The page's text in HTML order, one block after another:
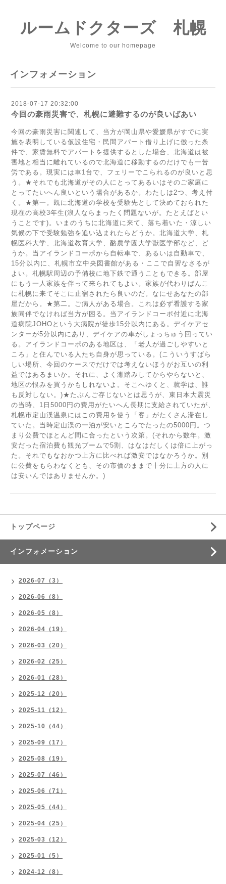
ルームドクターズ 札幌
Welcome to our homepage
インフォメーション
2018-07-17 20:32:00
今回の豪雨災害で、札幌に避難するのが良いばあい
今回の豪雨災害に関連して、当方が岡山県や愛媛県がすでに実
施を表明している仮設住宅・民間アパート借り上げに倣った条
件で、家賃無料でアパートを提供するとした場合、北海道は被
害地と相当に離れているので北海道に移動するのだけでも一苦
労である。現実には車1台で、フェリーでこられるのが良いと思
う。★それでも北海道がその人にとってあるいはそのご家庭に
とってたいへん良いという場合があるか。わたしは2つ、考え付
く。★第一。既に北海道の学校を受験先として決めておられた
現在の高校3年生(浪人ならまったく問題ないが。たとえばとい
うことです)。いまのうちに北海道に来て、落ち着いた・涼しい
気候の下で受験勉強を追い込まれたらどうか。北海道大学、札
幌医科大学、北海道教育大学、酪農学園大学獣医学部など、ど
うか。当アイランドコーポから自転車で、あるいは自動車で、
15分以内に、札幌市立中央図書館がある・ここで自習なさるが
よい。札幌駅周辺の予備校に地下鉄で通うこともできる。部屋
にもう一人家族を伴って来られてもよい。家族が代わりばんこ
に札幌に来てそこに止宿されたら良いのだ。なにせあなたの部
屋だから。★第二。ご病人がある場合。これは必ず看護する家
族同伴でなければ当方が困る。当アイランドコーポ付近に北海
道病院JOHOという大病院が徒歩15分以内にある。デイケアセ
ンターが5分以内にあり、デイケアの車がしょっちゅう回ってい
る。アイランドコーポのある地区は、「老人が過ごしやすいと
ころ」と住んでいる人たち自身が思っている。(こういうすばら
しい場所、今回のケースでだけでは考えないほうがお互いの利
益ではあるまいか。それに、よく瀬踏みしてからやらないと、
地区の恨みを買うかもしれないよ。そこへゆくと、就学は、誰
も反対しない。)★たぶんご存じないとは思うが、東日本大震災
の当時、1日5000円の費用がたいへん長期に支給されていたが、
札幌市定山渓温泉にはこの費用を使う「客」がたくさん滞在し
ていた。当時定山渓の一泊が安いところでたったの5000円。つ
まり公費でほとんど間に合ったという次第。(それから数年。激
安だった宿泊費も観光ブームで5割、はなはだしくは倍に上がっ
た。それでもなおかつ上方に比べれば激安ではなかろうか。別
に公費をもらわなくとも、その市価のままで十分に上方の人に
は安いんではありませんか。)
トップページ
インフォメーション
2026-07（3）
2026-06（8）
2026-05（8）
2026-04（19）
2026-03（20）
2026-02（25）
2026-01（28）
2025-12（20）
2025-11（12）
2025-10（44）
2025-09（17）
2025-08（19）
2025-07（46）
2025-06（71）
2025-05（44）
2025-04（25）
2025-03（12）
2025-01（5）
2024-12（8）